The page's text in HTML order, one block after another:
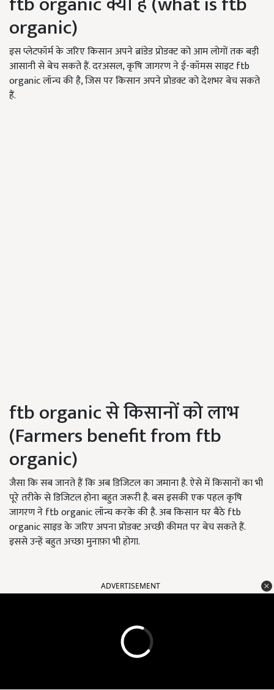
organic)
इस प्लेटफॉर्म के जरिए किसान अपने ब्रांडेड प्रोडक्ट को आम लोगों तक बड़ी
आसानी से बेच सकते हैं. दरअसल, कृषि जागरण ने ई-कॉमस साइट ftb
organic लॉन्च की है, जिस पर किसान अपने प्रोडक्ट को देशभर बेच सकते
हैं.
ftb organic से किसानों को लाभ
(Farmers benefit from ftb
organic)
जैसा कि सब जानते हैं कि अब डिजिटल का जमाना है. ऐसे में किसानों का भी
पूरे तरीके से डिजिटल होना बहुत जरूरी है. बस इसकी एक पहल कृषि
जागरण ने ftb organic लॉन्च करके की है. अब किसान घर बैठे ftb
organic साइड के जरिए अपना प्रोडक्ट अच्छी कीमत पर बेच सकते हैं.
इससे उन्हें बहुत अच्छा मुनाफ़ा भी होगा.
ADVERTISEMENT